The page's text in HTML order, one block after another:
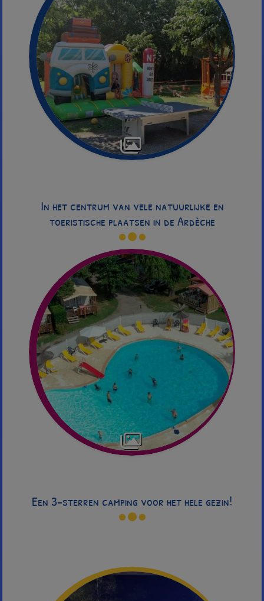
In het centrum van vele natuurlijke en
toeristische plaatsen in de Ardèche
Een 3-sterren camping voor het hele gezin!